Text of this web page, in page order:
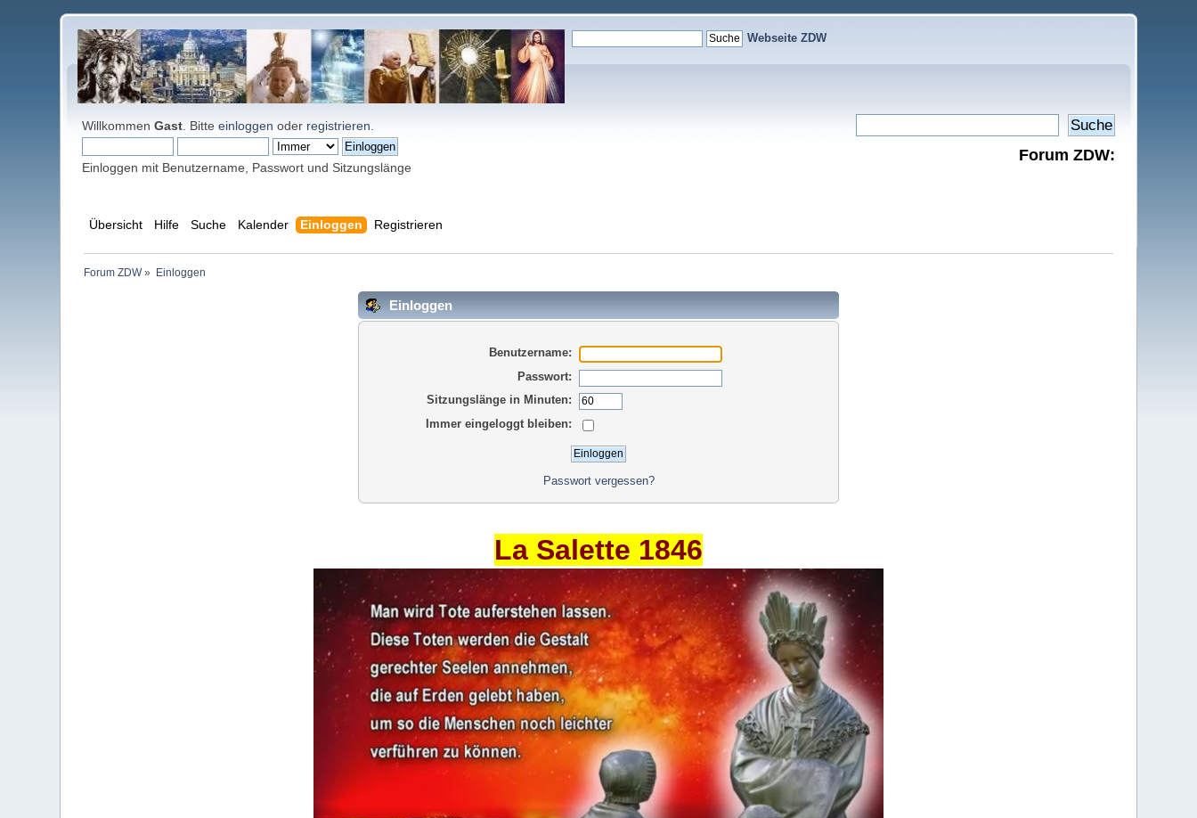
Webseite ZDW
WillkommenGast . Bitteeinloggen oder registrieren
Einloggen mit Benutzername, Passwort und Sitzungslänge
Forum ZDW:
Übersicht Hilfe Suche Kalender Einloggen Registrieren
Forum ZDW» Einloggen
Einloggen
Benutzername:
Passwort:
Sitzungslänge in Minuten:
Immer eingeloggt bleiben:
Passwort vergessen?
La Salette 1846